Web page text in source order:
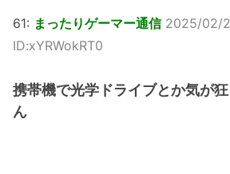
61: まったりゲーマー通信 2025/02/
ID:xYRWokRT0
携帯機で光学ドライブとか気が
ん